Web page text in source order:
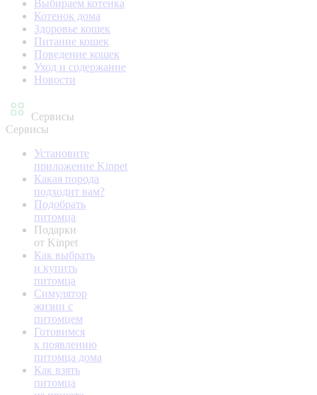
Выбираем котенка
Котенок дома
Здоровье кошек
Питание кошек
Поведение кошек
Уход и содержание
Новости
Сервисы
Сервисы
Установите
приложение Kinpet
Какая порода
подходит вам?
Подобрать
питомца
Подарки
от Kinpet
Как выбрать
и купить
питомца
Симулятор
жизни с
питомцем
Готовимся
к появлению
питомца дома
Как взять
питомца